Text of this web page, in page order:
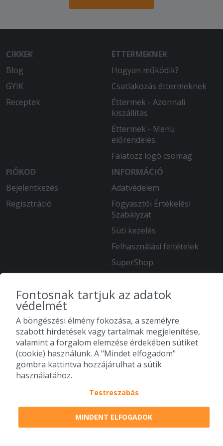
Kifejezetten ízletes volt.
CIKKEK
Blog
GYIK
Receptek
ÉTTERMEKNEK
Hogyan működik?
Csatlakozás éttermeknek
Éttermek - Azonnali
kiszállítás
Éttermek - Menü
előrendelés
Falatozz logó csomag
FIÓKOD
Bejelentkezés
Regisztráció
INFORMÁCIÓ
Adatvédelem
Fogyasztói Értékelési
Szabályzat
Süti kezelés
Felhasználási feltételek
SuperShop
Karrier
KÖVESS MINKET
Fontosnak tartjuk az adatok
védelmét
A böngészési élmény fokozása, a személyre
szabott hirdetések vagy tartalmak megjelenítése,
valamint a forgalom elemzése érdekében sütiket
(cookie) használunk. A "Mindet elfogadom"
gombra kattintva hozzájárulhat a sütik
használatához.
Testreszabás
MINDENT ELFOGADOK